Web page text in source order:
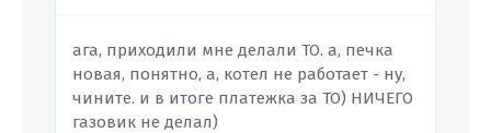
ага, приходили мне делали ТО. а, печка
новая, понятно, а, котел не работает - ну,
чините. и в итоге платежка за ТО) НИЧЕГО
газовик не делал)